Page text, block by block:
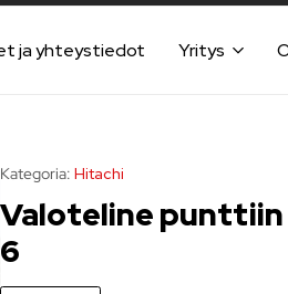
ja yhteystiedot Yritys
Kategoria: Hitachi
Valoteline punttiin
6